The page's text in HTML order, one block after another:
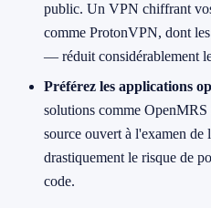
public. Un VPN chiffrant
comme ProtonVPN, dont les
— réduit considérablement
Préférez les applications
solutions comme
source ouvert à l'examen
drastiquement le risque de
code.